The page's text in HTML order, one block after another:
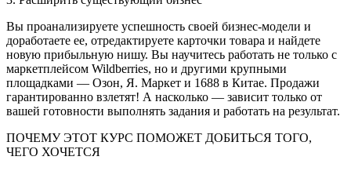
Вы проанализируете успешность своей бизнес-модели и
доработаете ее, отредактируете карточки товара и найдете
новую прибыльную нишу. Вы научитесь работать не только с
маркетплейсом Wildberries, но и другими крупными
площадками — Озон, Я. Маркет и 1688 в Китае. Продажи
гарантированно взлетят! А насколько — зависит только от
вашей готовности выполнять задания и работать на результат.
ПОЧЕМУ ЭТОТ КУРС ПОМОЖЕТ ДОБИТЬСЯ ТОГО,
ЧЕГО ХОЧЕТСЯ